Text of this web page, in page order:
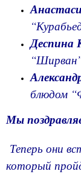
Деспина
блюдом
Мы
Теперь они
который